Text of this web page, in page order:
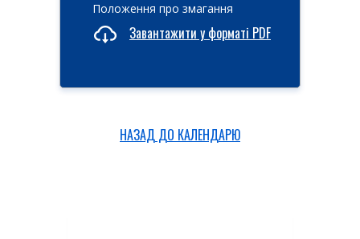
Положення про змагання
Завантажити у форматі PDF
НАЗАД ДО КАЛЕНДАРЮ